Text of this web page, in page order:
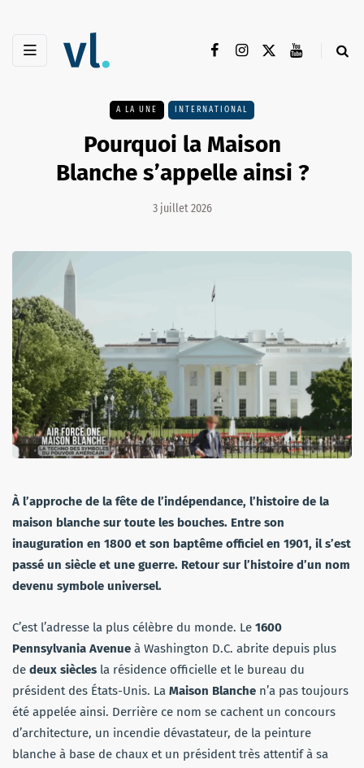
A LA UNE INTERNATIONAL
Pourquoi la Maison
Blanche s’appelle ainsi ?
3 juillet 2026
À l’approche de la fête de l’indépendance, l’histoire de la
maison blanche sur toute les bouches. Entre son
inauguration en 1800 et son baptême officiel en 1901, il s’est
passé un siècle et une guerre. Retour sur l’histoire d’un nom
devenu symbole universel.
C’est l’adresse la plus célèbre du monde. Le 1600
Pennsylvania Avenue à Washington D.C. abrite depuis plus
de deux siècles la résidence officielle et le bureau du
président des États-Unis. La Maison Blanche n’a pas toujours
été appelée ainsi. Derrière ce nom se cachent un concours
d’architecture, un incendie dévastateur, de la peinture
blanche à base de chaux et un président très attentif à sa